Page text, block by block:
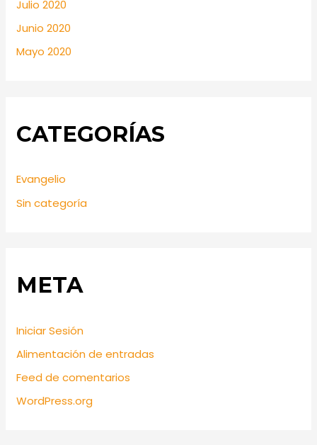
Julio 2020
Junio 2020
Mayo 2020
CATEGORÍAS
Evangelio
Sin categoría
META
Iniciar Sesión
Alimentación de entradas
Feed de comentarios
WordPress.org